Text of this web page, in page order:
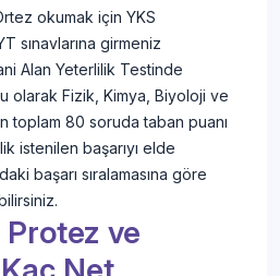
okumak için YKS
sınavlarına girmeniz
Alan Yeterlilik Testinde
olarak Fizik, Kimya, Biyoloji ve
toplam 80 soruda taban puanı
istenilen başarıyı elde
başarı sıralamasına göre
ve